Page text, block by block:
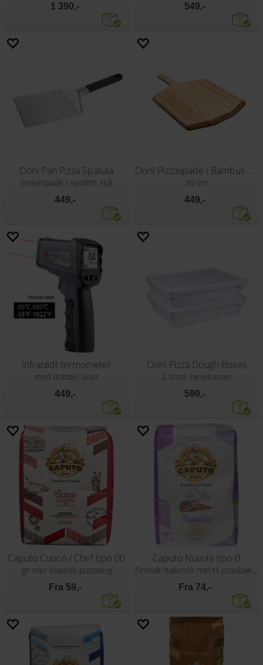
1 390,- 549,-
Ooni Pan Pizza Spatula
Stekespade i rustfritt stål
449,-
Ooni Pizzaspade i Bambus 30 cm
30 cm
449,-
Infrarødt termometer
med dobbel laser
449,-
Ooni Pizza Dough Boxes
2 store hevekasser
599,-
Caputo Cuoco / Chef tipo 00
gir mer elastisk pizzadeig
Fra 59,-
Caputo Nuvola tipo 0
Finmalt Italiensk mel til pizzabaking
Fra 74,-